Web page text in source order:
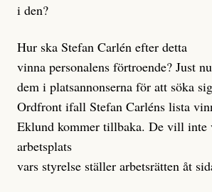
i den?
Hur ska Stefan Carlén efter detta
vinna personalens förtroende? Just
dem i platsannonserna för att söka
Ordfront ifall Stefan Carléns lista
Eklund kommer tillbaka. De vill inte
arbetsplats
vars styrelse ställer arbetsrätten åt